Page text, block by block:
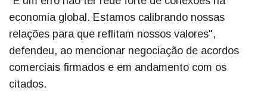
economia global. Estamos calibrando nossas
relações para que reflitam nossos valores",
defendeu, ao mencionar negociação de acordos
comerciais firmados e em andamento com os
citados.